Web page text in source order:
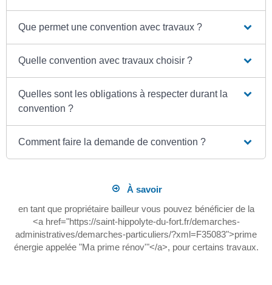
Que permet une convention avec travaux ?
Quelle convention avec travaux choisir ?
Quelles sont les obligations à respecter durant la
convention ?
Comment faire la demande de convention ?
À savoir
en tant que propriétaire bailleur vous pouvez bénéficier de la
<a href="https://saint-hippolyte-du-fort.fr/demarches-
administratives/demarches-particuliers/?xml=F35083">prime
énergie appelée "Ma prime rénov'"</a>, pour certains travaux.